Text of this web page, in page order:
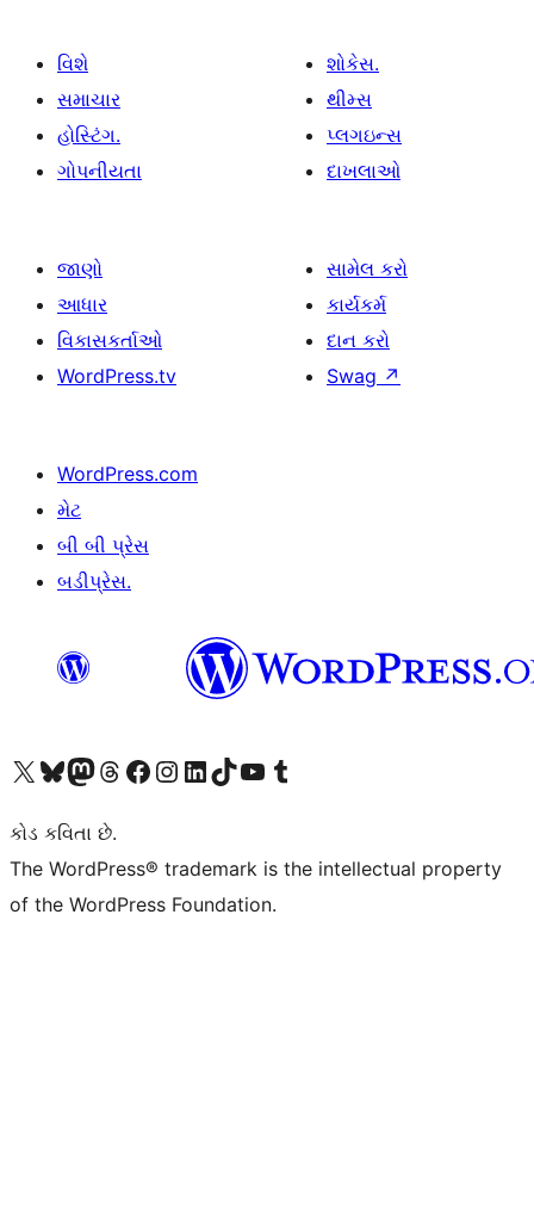
વિશે
સમાચાર
હોસ્ટિંગ.
ગોપનીયતા
શોકેસ.
થીમ્સ
પ્લગઇન્સ
દાખલાઓ
જાણો
આધાર
વિકાસકર્તાઓ
WordPress.tv
સામેલ કરો
કાર્યકર્મ
દાન કરો
Swag ↗
WordPress.com
મેટ
બી બી પ્રેસ
બડીપ્રેસ.
અમારા X (અગાઉ ટ્વિટર) એકાઉન્ટની મુલાકાત લોઅમારા Bluesky એકાઉન્ટની મુલાકાત લોઅમારા માસ્ટોડોન એકાઉન્ટની મુલાકાત લોઅમારા Threads એકાઉન્ટની મુલાકાત લો અમારા ફેસબુક પેજની મુલાકાત લોઅમારા ઇન્સ્ટાગ્રામ એકાઉન્ટની મુલાકાત લો અમારા LinkedIn એકાઉન્ટની મુલાકાત લોઅમારા TikTok એકાઉન્ટની મુલાકાત લોઅમારી YouTube ચેનલની મુલાકાત લો અમારા Tumblr એકાઉન્ટની મુલાકાત લો
કોડ કવિતા છે.
The WordPress® trademark is the intellectual property
of the WordPress Foundation.